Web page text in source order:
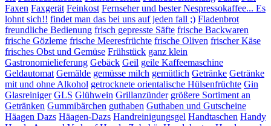
Faxen Faxgerät Feinkost Fernseher und bester Nespressokaffee... Es
lohnt sich!! findet man das bei uns auf jeden fall ;) Fladenbrot
freundliche Bedienung frisch gepresste Säfte frische Backwaren
frische Gözleme frische Meeresfrüchte frische Oliven frischer Käse
frisches Obst und Gemüse Frühstück ganz klein
Gastronomielieferung Gebäck Geil geile Kaffeemaschine
Geldautomat Gemälde gemüsse milch gemütlich Getränke Getränke
mit und ohne Alkohol getrocknete orientalische Hülsenfrüchte Gin
Glasreiniger GLS Glühwein Grillanzünder größere Sortiment an
Getränken Gummibärchen guthaben Guthaben und Gutscheine
Häagen Dazs Häagen-Dazs Handreinigungsgel Handtaschen Handy